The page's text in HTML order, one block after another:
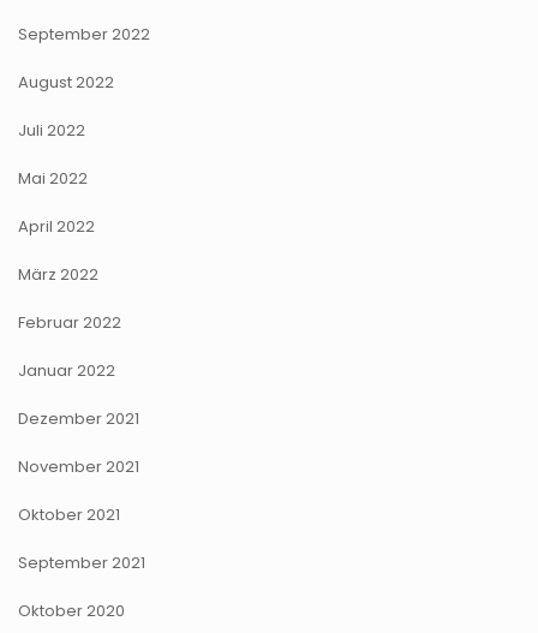
September 2022
August 2022
Juli 2022
Mai 2022
April 2022
März 2022
Februar 2022
Januar 2022
Dezember 2021
November 2021
Oktober 2021
September 2021
Oktober 2020